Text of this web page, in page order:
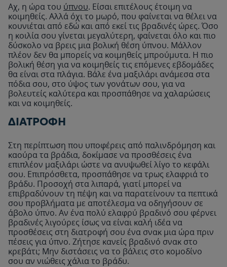
Αχ, η ώρα του ύπνου. Είσαι επιτέλους έτοιμη να
κοιμηθείς. Αλλά όχι το μωρό, που φαίνεται να θέλει να
κουνιέται από εδώ και από εκεί τις βραδινές ώρες. Όσο
η κοιλία σου γίνεται μεγαλύτερη, φαίνεται όλο και πιο
δύσκολο να βρεις μια βολική θέση ύπνου. Μάλλον
πλέον δεν θα μπορείς να κοιμηθείς μπρούμυτα. Η πιο
βολική θέση για να κοιμηθείς τις επόμενες εβδομάδες
θα είναι στα πλάγια. Βάλε ένα μαξιλάρι ανάμεσα στα
πόδια σου, στο ύψος των γονάτων σου, για να
βολευτείς καλύτερα και προσπάθησε να χαλαρώσεις
και να κοιμηθείς.
ΔΙΑΤΡΟΦΗ
Στη περίπτωση που υποφέρεις από παλινδρόμηση και
καούρα τα βράδια, δοκίμασε να προσθέσεις ένα
επιπλέον μαξιλάρι ώστε να ανυψωθεί λίγο το κεφάλι
σου. Επιπρόσθετα, προσπάθησε να τρως ελαφριά το
βράδυ. Προσοχή στα λιπαρά, γιατί μπορεί να
επιβραδύνουν τη πέψη και να παρατείνουν τα πεπτικά
σου προβλήματα με αποτέλεσμα να οδηγήσουν σε
άβολο ύπνο. Αν ένα πολύ ελαφρύ βραδινό σου φέρνει
βραδινές λιγούρες ίσως να είναι καλή ιδέα να
προσθέσεις στη διατροφή σου ένα σνακ μια ώρα πριν
πέσεις για ύπνο. Ζήτησε κανείς βραδινό σνακ στο
κρεβάτι; Μην διστάσεις να το βάλεις στο κομοδίνο
σου αν νιώθεις χάλια το βράδυ.